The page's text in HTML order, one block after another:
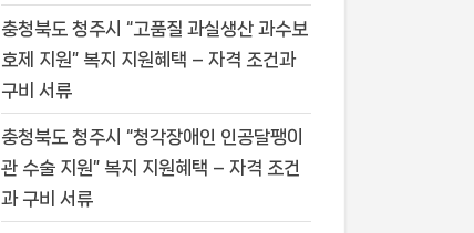
충청북도 청주시 “고품질 과실생산 과수보
호제 지원” 복지 지원혜택 – 자격 조건과
구비 서류
충청북도 청주시 “청각장애인 인공달팽이
관 수술 지원” 복지 지원혜택 – 자격 조건
과 구비 서류